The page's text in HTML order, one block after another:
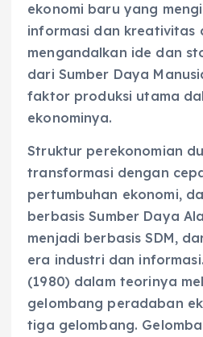
ekonomi baru yang
informasi dan kreativitas
mengandalkan ide dan
dari Sumber Daya
faktor produksi utama
ekonominya.
Struktur perekonomian
transformasi dengan
pertumbuhan ekonomi,
berbasis Sumber Daya
menjadi berbasis SDM,
era industri dan
(1980) dalam teorinya
gelombang peradaban
tiga gelombang.